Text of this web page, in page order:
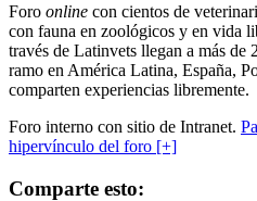
Foro online con cientos de
con fauna en zoológicos y en vida
través de Latinvets llegan a más de
ramo en América Latina, España,
comparten experiencias libremente.
Foro interno con sitio de Intranet.
hipervínculo del foro [+]
Comparte esto: